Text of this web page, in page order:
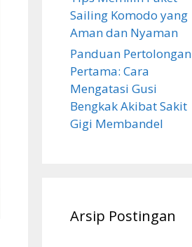
Sailing Komodo yang
Aman dan Nyaman
Panduan Pertolongan
Pertama: Cara
Mengatasi Gusi
Bengkak Akibat Sakit
Gigi Membandel
Arsip Postingan